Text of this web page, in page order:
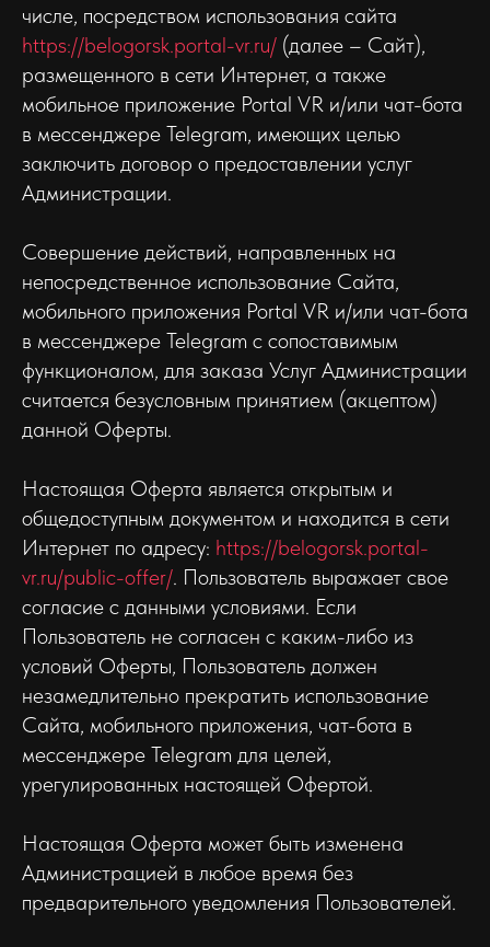
числе, посредством использования сайта
https://belogorsk.portal-vr.ru/ (далее – Сайт),
размещенного в сети Интернет, а также
мобильное приложение Portal VR и/или чат-бота
в мессенджере Telegram, имеющих целью
заключить договор о предоставлении услуг
Администрации.
Совершение действий, направленных на
непосредственное использование Сайта,
мобильного приложения Portal VR и/или чат-бота
в мессенджере Telegram c сопоставимым
функционалом, для заказа Услуг Администрации
считается безусловным принятием (акцептом)
данной Оферты.
Настоящая Оферта является открытым и
общедоступным документом и находится в сети
Интернет по адресу: https://belogorsk.portal-
vr.ru/public-offer/. Пользователь выражает свое
согласие с данными условиями. Если
Пользователь не согласен с каким-либо из
условий Оферты, Пользователь должен
незамедлительно прекратить использование
Сайта, мобильного приложения, чат-бота в
мессенджере Telegram для целей,
урегулированных настоящей Офертой.
Настоящая Оферта может быть изменена
Администрацией в любое время без
предварительного уведомления Пользователей.